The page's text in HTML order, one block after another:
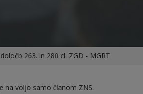
263. in 280 cl. ZGD - MGRT
na voljo samo članom ZNS.